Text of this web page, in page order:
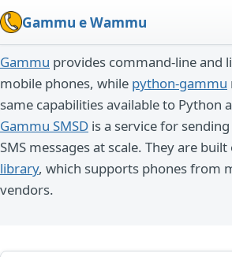
Gammu e Wammu
Gammu provides command-line and
mobile phones, while python-gammu
same capabilities available to Python
Gammu SMSD is a service for
SMS messages at scale. They are
library, which supports phones from
vendors.